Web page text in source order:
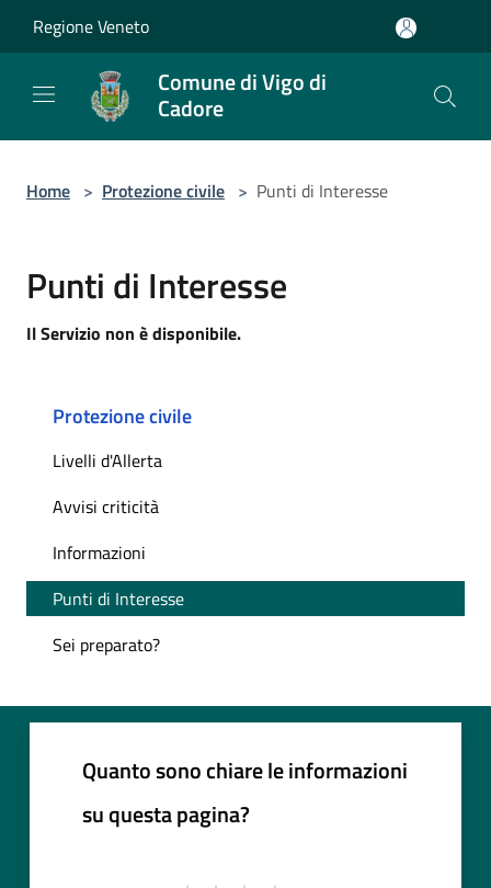
Regione Veneto
Comune di Vigo di
Cadore
Home > Protezione civile > Punti di Interesse
Punti di Interesse
Il Servizio non è disponibile.
Protezione civile
Livelli d'Allerta
Avvisi criticità
Informazioni
Punti di Interesse
Sei preparato?
Quanto sono chiare le informazioni
su questa pagina?